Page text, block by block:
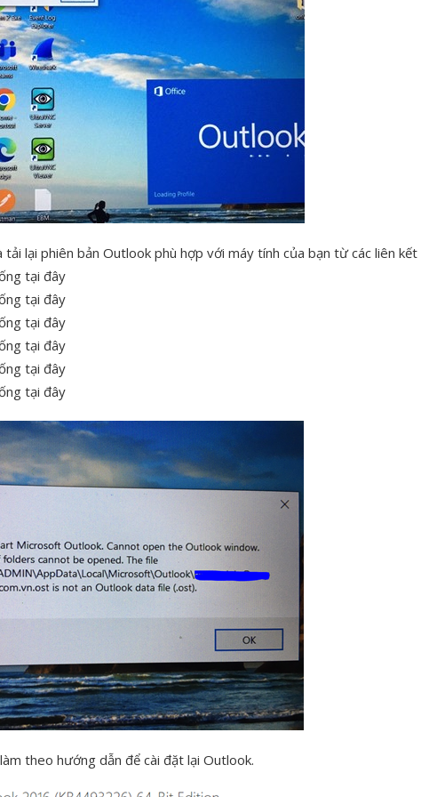
lại phiên bản Outlook phù hợp với máy tính của bạn từ các liên kết
tại đây
tại đây
tại đây
tại đây
tại đây
tại đây
theo hướng dẫn để cài đặt lại Outlook.